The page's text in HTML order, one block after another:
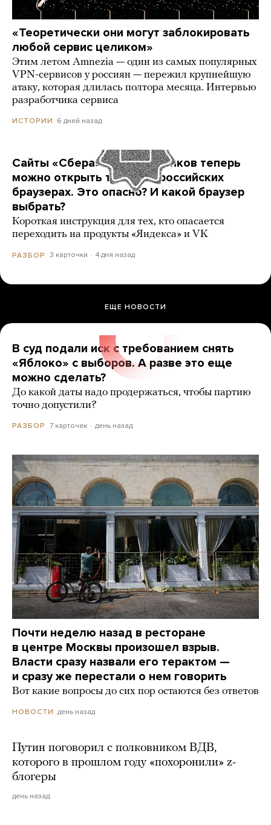
«Теоретически они могут заблокировать
любой сервис целиком»
Этим летом Amnezia — один из самых популярных
VPN-сервисов у россиян — пережил крупнейшую
атаку, которая длилась полтора месяца. Интервью
разработчика сервиса
ИСТОРИИ 6 дней назад
Сайты «Сбера» и других банков теперь
можно открыть только в российских
браузерах. Это опасно? И какой браузер
выбрать?
Короткая инструкция для тех, кто опасается
переходить на продукты «Яндекса» и VK
РАЗБОР 3 карточки 4 дня назад
ЕЩЕ НОВОСТИ
В суд подали иск с требованием снять
«Яблоко» с выборов. А разве это еще
можно сделать?
До какой даты надо продержаться, чтобы партию
точно допустили?
РАЗБОР 7 карточек день назад
Почти неделю назад в ресторане
в центре Москвы произошел взрыв.
Власти сразу назвали его терактом —
и сразу же перестали о нем говорить
Вот какие вопросы до сих пор остаются без ответов
НОВОСТИ день назад
Путин поговорил с полковником ВДВ,
которого в прошлом году «похоронили» z-
блогеры
день назад